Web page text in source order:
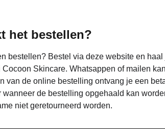
het bestellen?
bestellen? Bestel via deze website en
Cocoon Skincare. Whatsappen of mailen
van de online bestelling ontvang je een
wanneer de bestelling opgehaald kan
niet geretourneerd worden.